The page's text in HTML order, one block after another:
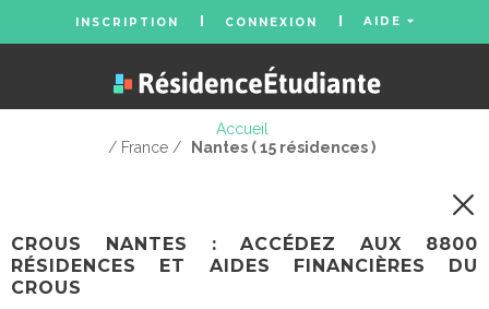
INSCRIPTION CONNEXION AIDE
Accueil
/ France /
Nantes ( 15 résidences )
CROUS NANTES : ACCÉDEZ AUX 8800
RÉSIDENCES ET AIDES FINANCIÈRES DU
CROUS